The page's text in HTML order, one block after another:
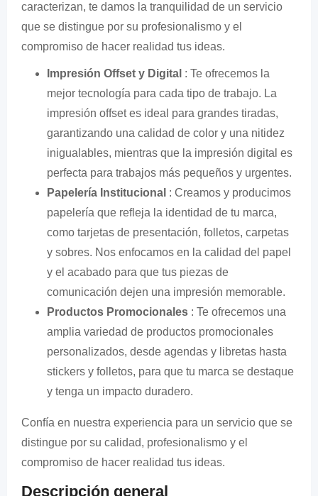
caracterizan, te damos la tranquilidad de un servicio
que se distingue por su profesionalismo y el
compromiso de hacer realidad tus ideas.
Impresión Offset y Digital : Te ofrecemos la
mejor tecnología para cada tipo de trabajo. La
impresión offset es ideal para grandes tiradas,
garantizando una calidad de color y una nitidez
inigualables, mientras que la impresión digital es
perfecta para trabajos más pequeños y urgentes.
Papelería Institucional : Creamos y producimos
papelería que refleja la identidad de tu marca,
como tarjetas de presentación, folletos, carpetas
y sobres. Nos enfocamos en la calidad del papel
y el acabado para que tus piezas de
comunicación dejen una impresión memorable.
Productos Promocionales : Te ofrecemos una
amplia variedad de productos promocionales
personalizados, desde agendas y libretas hasta
stickers y folletos, para que tu marca se destaque
y tenga un impacto duradero.
Confía en nuestra experiencia para un servicio que se
distingue por su calidad, profesionalismo y el
compromiso de hacer realidad tus ideas.
Descripción general